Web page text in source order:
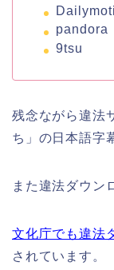
pandora
9tsu
残念ながら違法
ち」の日本語字
また違法ダウン
文化庁でも違法
されています。